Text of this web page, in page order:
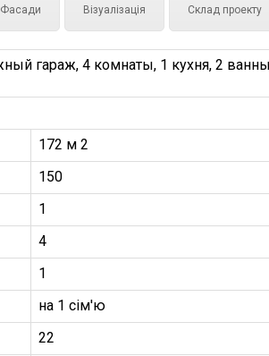
Фасади Візуалізація Склад проекту
гараж, 4 комнаты, 1 кухня, 2
172 м 2
150
1
4
1
на 1 сім'ю
22